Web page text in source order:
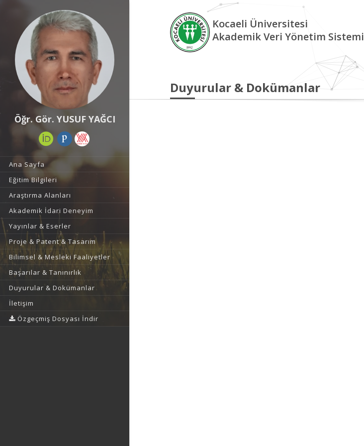
Öğr. Gör. YUSUF YAĞCI
Ana Sayfa
Eğitim Bilgileri
Araştırma Alanları
Akademik İdari Deneyim
Yayınlar & Eserler
Proje & Patent & Tasarım
Bilimsel & Mesleki Faaliyetler
Başarılar & Tanınırlık
Duyurular & Dokümanlar
İletişim
Özgeçmiş Dosyası İndir
Kocaeli Üniversitesi
Akademik Veri Yönetim Sistemi
Duyurular & Dokümanlar